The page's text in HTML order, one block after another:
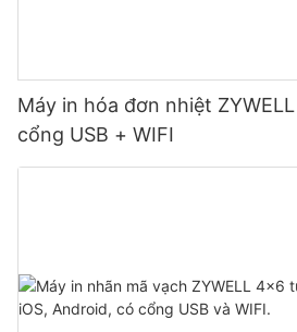
Máy in hóa đơn nhiệt
cổng USB + WIFI